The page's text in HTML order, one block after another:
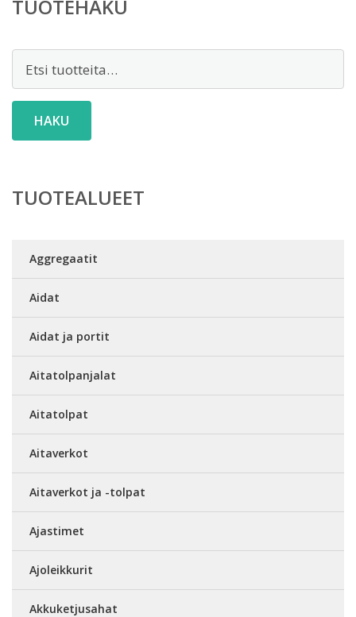
TUOTEHAKU
HAKU
TUOTEALUEET
Aggregaatit
Aidat
Aidat ja portit
Aitatolpanjalat
Aitatolpat
Aitaverkot
Aitaverkot ja -tolpat
Ajastimet
Ajoleikkurit
Akkuketjusahat